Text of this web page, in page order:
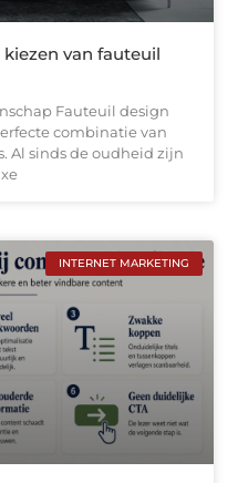
van fauteuil
Fauteuil design
combinatie van
Al sinds de oudheid zijn
INTERNET MARKETING